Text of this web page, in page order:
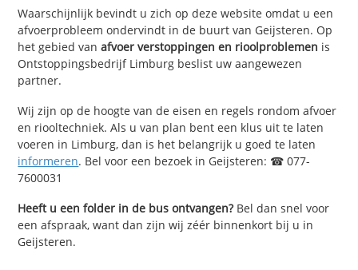
Waarschijnlijk bevindt u zich op deze website omdat u een
afvoerprobleem ondervindt in de buurt van Geijsteren. Op
het gebied vanafvoer verstoppingen en rioolproblemen is
Ontstoppingsbedrijf Limburg beslist uw aangewezen
partner.
Wij zijn op de hoogte van de eisen en regels rondom afvoer
en riooltechniek. Als u van plan bent een klus uit te laten
voeren in Limburg, dan is het belangrijk u goed te laten
informeren. Bel voor een bezoek in Geijsteren: ☎ 077-
7600031
Heeft u een folder in de bus ontvangen?Bel dan snel voor
een afspraak, want dan zijn wij zéér binnenkort bij u in
Geijsteren.